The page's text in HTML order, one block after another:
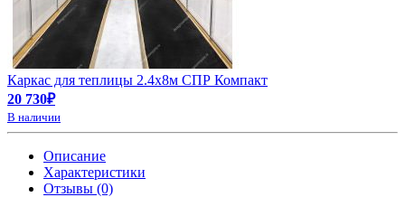
Каркас для теплицы 2.4х8м СПР Компакт
20 730₽
В наличии
Описание
Характеристики
Отзывы (0)